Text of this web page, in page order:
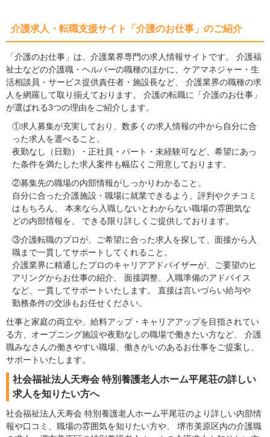
介護求人・転職支援サイト「介護のお仕事」のご紹介
「介護のお仕事」は、介護業界専門の求人情報サイトです。 介護福
祉士などの介護職・ヘルパーの職種のほかに、ケアマネジャー・生
活相談員・サービス提供責任者・施設長など、 介護業界の職種の求
人を網羅して取り揃えております。 介護の転職に「介護のお仕事」
が選ばれる3つの理由をご紹介します。
①求人募集が充実しており、数多くの求人情報の中から自分に合
った求人を選べること。
夜勤なし（日勤）・正社員・パート・未経験可など、希望にあっ
た条件を満たした求人案件も幅広くご用意しております。
②募集先の職場の内部情報がしっかりわかること。
自分に合った介護施設・職場に就業できるよう、評判やクチコミ
はもちろん、 本来なら入職しないとわからない職場の雰囲気な
どの内部情報を、 できる限り詳しくご提供しております。
③介護転職のプロが、ご希望に合った求人を探して、面接から入
職まで一貫してサポートしてくれること。
介護業界に精通したプロのキャリアアドバイザーが、ご要望のヒ
アリングからお仕事の紹介、 面接調整、入職準備のアドバイス
など、一貫してサポートいたします。 直接は言いづらい給与や
勤務条件の交渉もお任せください。
仕事と家庭の両立や、給料アップ・キャリアアップを目指されてい
る方、オープニング施設や夜勤なしの職場で働きたい方など、 介護
職みなさんの働きやすい職場、働きがいのあるお仕事をご提案し、
サポートいたします。
社会福祉法人天寿会 特別養護老人ホーム平尾荘の詳しい
求人を知りたい方へ
社会福祉法人天寿会 特別養護老人ホーム平尾荘のより詳しい内部情
報や口コミ、職場の雰囲気を知りたい方や、 堺市美原区内の介護職